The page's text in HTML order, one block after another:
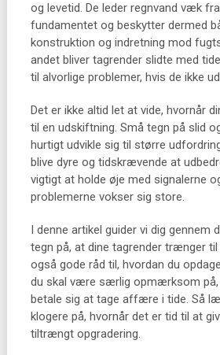
og levetid. De leder regnvand væk
fundamentet og beskytter dermed
konstruktion og indretning mod
andet bliver tagrender slidte med
til alvorlige problemer, hvis de ikke
Det er ikke altid let at vide, hvornår
til en udskiftning. Små tegn på slid
hurtigt udvikle sig til større
blive dyre og tidskrævende at
vigtigt at holde øje med signalerne
problemerne vokser sig store.
I denne artikel guider vi dig gennem
tegn på, at dine tagrender trænger
også gode råd til, hvordan du
du skal være særlig opmærksom
betale sig at tage affære i tide. Så
klogere på, hvornår det er tid til at
tiltrængt opgradering.